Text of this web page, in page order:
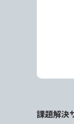
課題解決